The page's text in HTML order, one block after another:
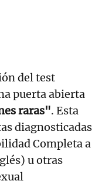
del test
puerta abierta
raras". Esta
diagnosticadas
Completa a
u otras